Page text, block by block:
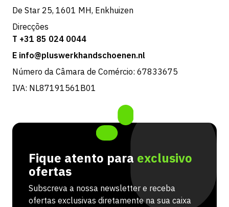
De Star 25, 1601 MH, Enkhuizen
Direcções
T +31 85 024 0044
E info@pluswerkhandschoenen.nl
Número da Câmara de Comércio: 67833675
IVA: NL87191561B01
Fique atento para exclusivo
ofertas
Subscreva a nossa newsletter e receba
ofertas exclusivas diretamente na sua caixa